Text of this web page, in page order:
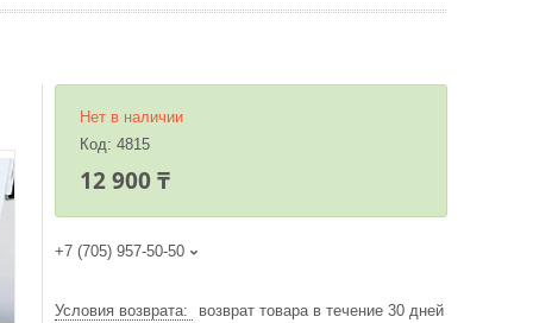
Нет в наличии
Код: 4815
12 900 ₸
+7 (705) 957-50-50
возврат товара в течение 30 дней